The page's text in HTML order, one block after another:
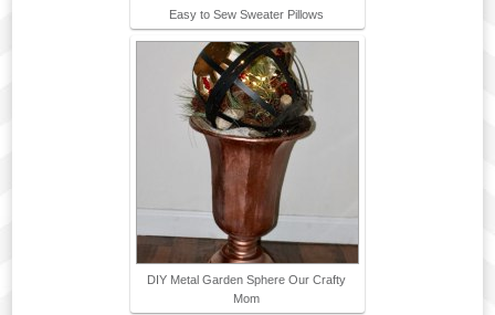
Easy to Sew Sweater Pillows
DIY Metal Garden Sphere Our Crafty
Mom